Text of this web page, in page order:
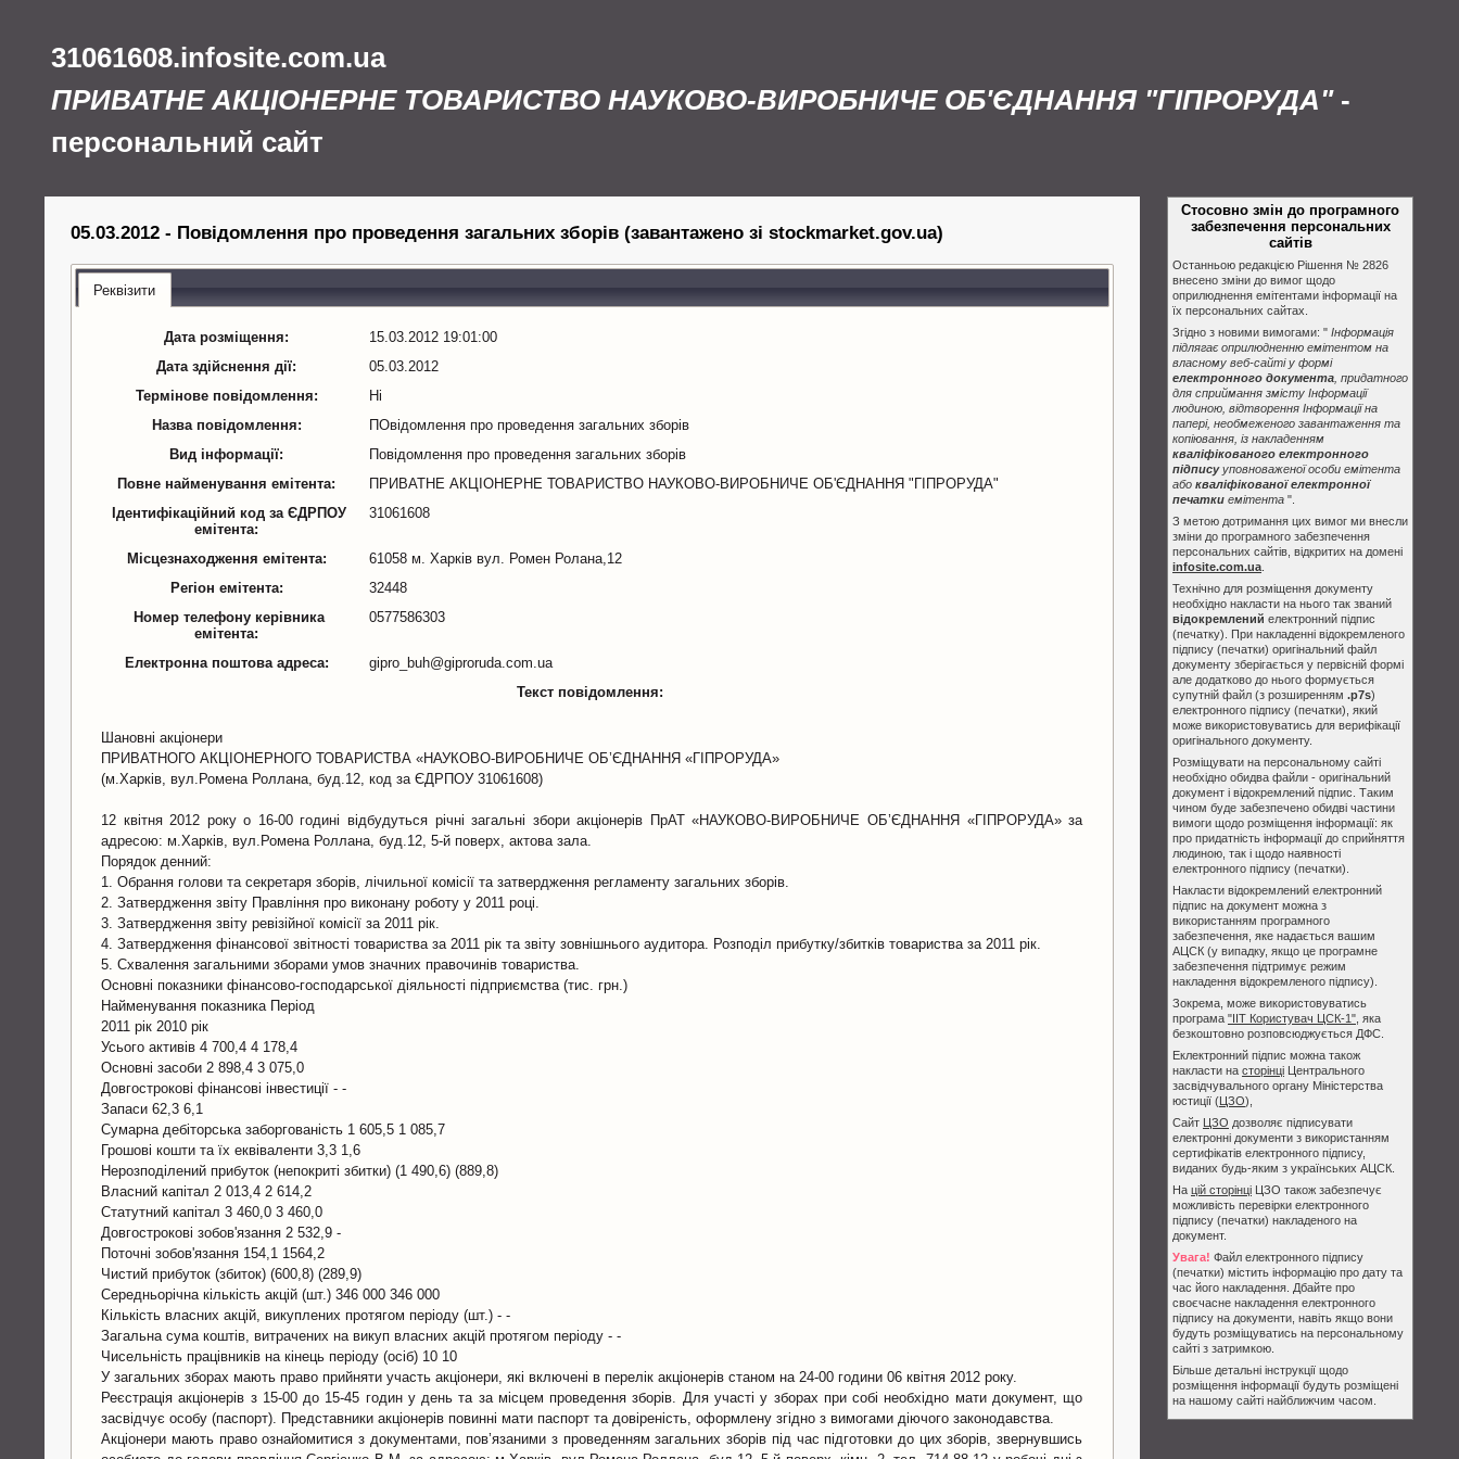
31061608.infosite.com.ua
ПРИВАТНЕ АКЦІОНЕРНЕ ТОВАРИСТВО НАУКОВО-ВИРОБНИЧЕ ОБ'ЄДНАННЯ "ГІПРОРУДА"-
персональний сайт
05.03.2012 - Повідомлення про проведення загальних зборів (завантажено зі stockmarket.gov.ua)
Реквізити
Дата розміщення:
15.03.2012 19:01:00
Дата здійснення дії:
05.03.2012
Термінове повідомлення:
Ні
Назва повідомлення:
ПОвідомлення про проведення загальних зборів
Вид інформації:
Повідомлення про проведення загальних зборів
Повне найменування емітента:
ПРИВАТНЕ АКЦІОНЕРНЕ ТОВАРИСТВО НАУКОВО-ВИРОБНИЧЕ ОБ'ЄДНАННЯ "ГІПРОРУДА"
Ідентифікаційний код за ЄДРПОУ
емітента:
31061608
Місцезнаходження емітента:
61058 м. Харків вул. Ромен Ролана,12
Регіон емітента:
32448
Номер телефону керівника
емітента:
0577586303
Електронна поштова адреса:
gipro_buh@giproruda.com.ua
Текст повідомлення:
Шановні акціонери
ПРИВАТНОГО АКЦІОНЕРНОГО ТОВАРИСТВА «НАУКОВО-ВИРОБНИЧЕ ОБ’ЄДНАННЯ «ГІПРОРУДА»
(м.Харків, вул.Ромена Роллана, буд.12, код за ЄДРПОУ 31061608)
12 квітня 2012 року о 16-00 годині відбудуться річні загальні збори акціонерів ПрАТ «НАУКОВО-ВИРОБНИЧЕ ОБ’ЄДНАННЯ «ГІПРОРУДА» за
адресою: м.Харків, вул.Ромена Роллана, буд.12, 5-й поверх, актова зала.
Порядок денний:
1. Обрання голови та секретаря зборів, лічильної комісії та затвердження регламенту загальних зборів.
2. Затвердження звіту Правління про виконану роботу у 2011 році.
3. Затвердження звіту ревізійної комісії за 2011 рік.
4. Затвердження фінансової звітності товариства за 2011 рік та звіту зовнішнього аудитора. Розподіл прибутку/збитків товариства за 2011 рік.
5. Cхвалення загальними зборами умов значних правочинів товариства.
Основні показники фінансово-господарської діяльності підприємства (тис. грн.)
Найменування показника Період
2011 рік 2010 рік
Усього активів 4 700,4 4 178,4
Основні засоби 2 898,4 3 075,0
Довгострокові фінансові інвестиції - -
Запаси 62,3 6,1
Сумарна дебіторська заборгованість 1 605,5 1 085,7
Грошові кошти та їх еквіваленти 3,3 1,6
Нерозподілений прибуток (непокриті збитки) (1 490,6) (889,8)
Власний капітал 2 013,4 2 614,2
Статутний капітал 3 460,0 3 460,0
Довгострокові зобов'язання 2 532,9 -
Поточні зобов'язання 154,1 1564,2
Чистий прибуток (збиток) (600,8) (289,9)
Середньорічна кількість акцій (шт.) 346 000 346 000
Кількість власних акцій, викуплених протягом періоду (шт.) - -
Загальна сума коштів, витрачених на викуп власних акцій протягом періоду - -
Чисельність працівників на кінець періоду (осіб) 10 10
У загальних зборах мають право прийняти участь акціонери, які включені в перелік акціонерів станом на 24-00 години 06 квітня 2012 року.
Реєстрація акціонерів з 15-00 до 15-45 годин у день та за місцем проведення зборів. Для участі у зборах при собі необхідно мати документ, що
засвідчує особу (паспорт). Представники акціонерів повинні мати паспорт та довіреність, оформлену згідно з вимогами діючого законодавства.
Акціонери мають право ознайомитися з документами, пов’язаними з проведенням загальних зборів під час підготовки до цих зборів, звернувшись
Стосовно змін до програмного
забезпечення персональних
сайтів
Останньою редакцією Рішення № 2826
внесено зміни до вимог щодо
оприлюднення емітентами інформації на
їх персональних сайтах.
Згідно з новими вимогами: " Інформація
підлягає оприлюдненню емітентом на
власному веб-сайті у формі
електронного документа , придатного
для сприймання змісту Інформації
людиною, відтворення Інформації на
папері, необмеженого завантаження та
копіювання, із накладенням
кваліфікованого електронного
підписууповноваженої особи емітента
або кваліфікованої електронної
печатки емітента ".
З метою дотримання цих вимог ми внесли
зміни до програмного забезпечення
персональних сайтів, відкритих на домені
infosite.com.ua
Технічно для розміщення документу
необхідно накласти на нього так званий
відокремлений електронний підпис
(печатку). При накладенні відокремленого
підпису (печатки) оригінальний файл
документу зберігається у первісній формі
але додатково до нього формується
супутній файл (з розширенням .p7s)
електронного підпису (печатки), який
може використовуватись для верифікації
оригінального документу.
Розміщувати на персональному сайті
необхідно обидва файли - оригінальний
документ і відокремлений підпис. Таким
чином буде забезпечено обидві частини
вимоги щодо розміщення інформації: як
про придатність інформації до сприйняття
людиною, так і щодо наявності
електронного підпису (печатки).
Накласти відокремлений електронний
підпис на документ можна з
використанням програмного
забезпечення, яке надається вашим
АЦСК (у випадку, якщо це програмне
забезпечення підтримує режим
накладення відокремленого підпису).
Зокрема, може використовуватись
програма "ІІТ Користувач ЦСК-1" , яка
безкоштовно розповсюджується ДФС.
Еклектронний підпис можна також
накласти на сторінці Центрального
засвідчувального органу Міністерства
юстиції (ЦЗО),
Сайт ЦЗО дозволяє підписувати
електронні документи з використанням
сертифікатів електронного підпису,
виданих будь-яким з українських АЦСК.
На цій сторінці ЦЗО також забезпечує
можливість перевірки електронного
підпису (печатки) накладеного на
документ.
Увага! Файл електронного підпису
(печатки) містить інформацію про дату та
час його накладення. Дбайте про
своєчасне накладення електронного
підпису на документи, навіть якщо вони
будуть розміщуватись на персональному
сайті з затримкою.
Більше детальні інструкції щодо
розміщення інформації будуть розміщені
на нашому сайті найближчим часом.